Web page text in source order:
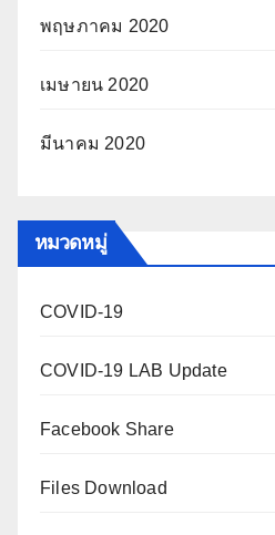
พฤษภาคม 2020
เมษายน 2020
มีนาคม 2020
หมวดหมู่
COVID-19
COVID-19 LAB Update
Facebook Share
Files Download